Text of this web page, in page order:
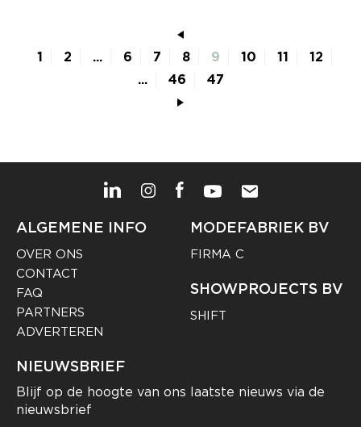
1 2 ... 6 7 8 9 10 11
12
...
46 47
ALGEMENE INFO
OVER ONS
CONTACT
FAQ
PARTNERS
ADVERTEREN
MODEFABRIEK BV
FIRMA C
SHOWPROJECTS BV
SHIFT
NIEUWSBRIEF
Blijf op de hoogte van ons laatste nieuws via de
nieuwsbrief